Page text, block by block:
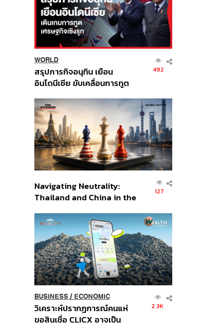
WORLD
สรุปภารกิจอนุทิน เยือน
อินโดนีเซีย ขับเคลื่อนการทูต
ส่วนยุทธศาสตร์ไทย –
อินโดนีเซีย
492
Navigating Neutrality:
Thailand and China in the
Order
127
BUSINESS/ ECONOMIC
วิเคราะห์ปรากฏการณ์คนแห่
ขอสินเชื่อ CLICX อาจเป็น
2.3K